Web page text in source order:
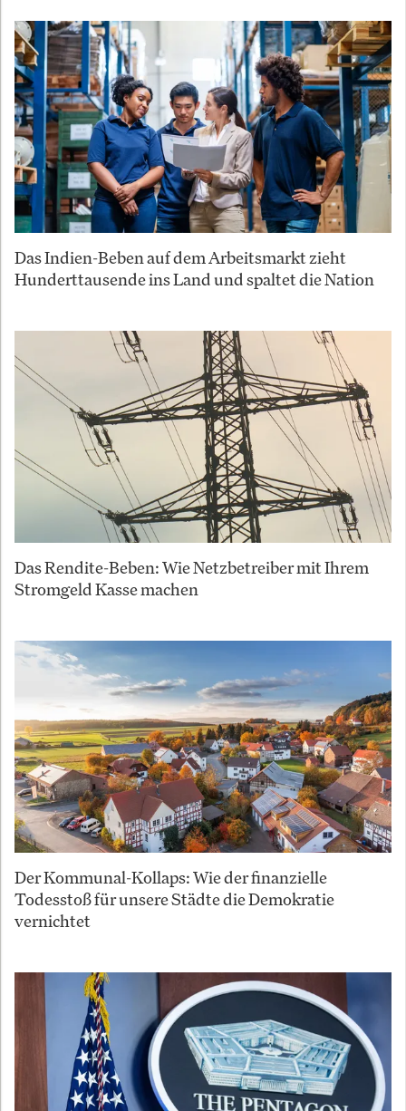
Das Indien-Beben auf dem Arbeitsmarkt zieht
Hunderttausende ins Land und spaltet die Nation
Das Rendite-Beben: Wie Netzbetreiber mit Ihrem
Stromgeld Kasse machen
Der Kommunal-Kollaps: Wie der finanzielle
Todesstoß für unsere Städte die Demokratie
vernichtet